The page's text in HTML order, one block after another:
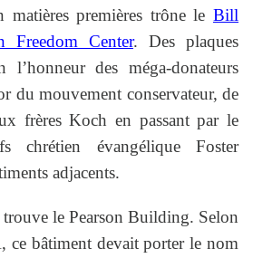
matières premières trône le Bill
Freedom Center. Des plaques
l’honneur des méga-donateurs
du mouvement conservateur, de
frères Koch en passant par le
chrétien évangélique Foster
adjacents.
trouve le Pearson Building. Selon
ce bâtiment devait porter le nom